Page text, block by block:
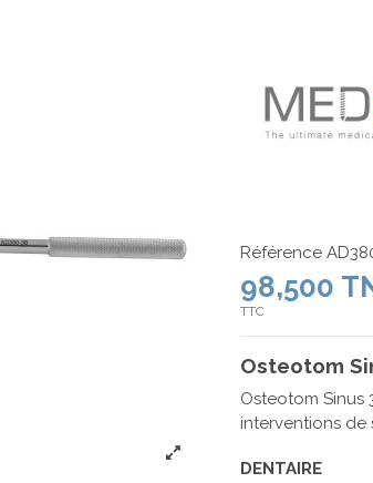
Référence
98,500
TTC
Osteotom
Osteotom Sinus
interventions de
DENTAIRE